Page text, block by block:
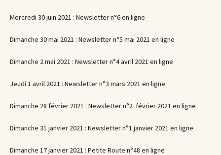
Mercredi 30 juin 2021 : Newsletter n°6 en ligne
Dimanche 30 mai 2021 : Newsletter n°5 mai 2021 en ligne
Dimanche 2 mai 2021 : Newsletter n°4 avril 2021 en ligne
Jeudi 1 avril 2021 : Newsletter n°3 mars 2021 en ligne
Dimanche 28 février 2021 : Newsletter n°2 février 2021 en ligne
Dimanche 31 janvier 2021 : Newsletter n°1 janvier 2021 en ligne
Dimanche 17 janvier 2021 : Petite Route n°48 en ligne